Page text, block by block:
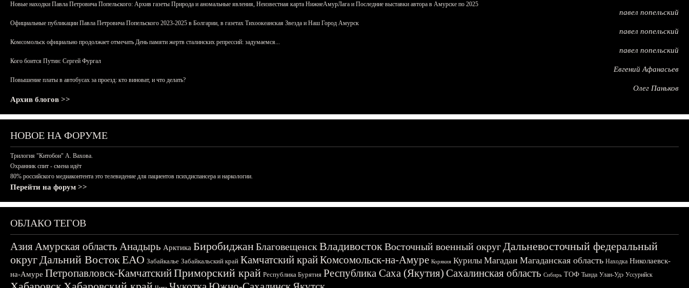
Новые находки Павла Петровича Попельского: Архив газеты Природа и аномальные явления, Неизвестная карта НижнеАмурЛага и Последние выставки автора в Амурске по 2025
павел попельский
Официальные публикации Павла Петровича Попельского 2023-2025 в Болгарии, в газетах Тихоокеанская Звезда и Наш Город Амурск
павел попельский
Комсомольск официально продолжает отмечать День памяти жертв сталинских репрессий: задумаемся...
павел попельский
Кого боится Путин: Сергей Фургал
Евгений Афанасьев
Повышение платы в автобусах за проезд: кто виноват, и что делать?
Олег Паньков
Архив блогов >>
НОВОЕ НА ФОРУМЕ
Трилогия "Китобои" А. Вахова.
Охранник спит - смена идёт
80% российского медиаконтента это телевидение для пациентов психдиспансера и наркологии.
Перейти на форум >>
ОБЛАКО ТЕГОВ
АзияАмурская область Анадырь Арктика БиробиджанБлаговещенскВладивостокВосточный военный округДальневосточный федеральный
округДальний ВостокЕАО Забайкалье Забайкальский край Камчатский крайКомсомольск-на-Амуре Корякия Курилы Магадан Магаданская область Находка Николаевск-
на-Амуре Петропавловск-КамчатскийПриморский край Республика Бурятия Республика Саха (Якутия) Сахалинская область Сибирь ТОФ Тында Улан-Удэ Уссурийск